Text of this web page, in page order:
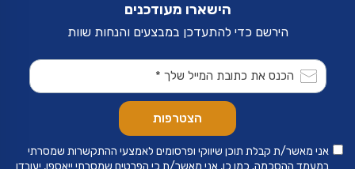
הישארו מעודכנים
הירשם כדי להתעדכן במבצעים והנחות שוות
אני מאשר/ת קבלת תוכן שיווקי ופרסומים לאמצעי ההתקשרות שמסרתי
במעמד ההסכמה. כמו כן, אני מאשר/ת כי הפרטים שמסרתי ייאספו, יעובדו